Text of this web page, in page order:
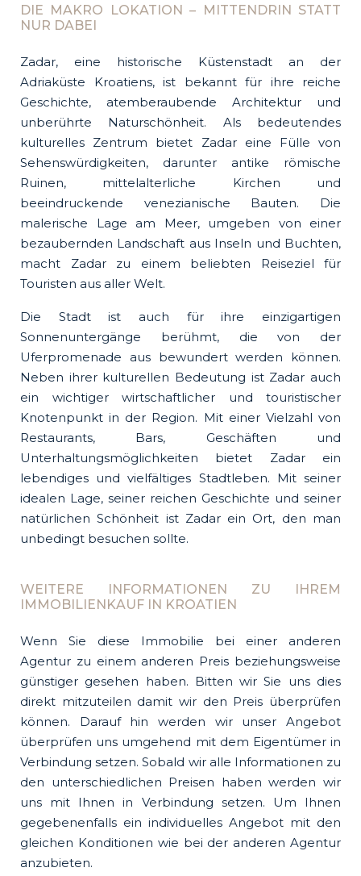
DIE MAKRO LOKATION – MITTENDRIN STATT
NUR DABEI
Zadar, eine historische Küstenstadt an der
Adriaküste Kroatiens, ist bekannt für ihre reiche
Geschichte, atemberaubende Architektur und
unberührte Naturschönheit. Als bedeutendes
kulturelles Zentrum bietet Zadar eine Fülle von
Sehenswürdigkeiten, darunter antike römische
Ruinen, mittelalterliche Kirchen und
beeindruckende venezianische Bauten. Die
malerische Lage am Meer, umgeben von einer
bezaubernden Landschaft aus Inseln und Buchten,
macht Zadar zu einem beliebten Reiseziel für
Touristen aus aller Welt.
Die Stadt ist auch für ihre einzigartigen
Sonnenuntergänge berühmt, die von der
Uferpromenade aus bewundert werden können.
Neben ihrer kulturellen Bedeutung ist Zadar auch
ein wichtiger wirtschaftlicher und touristischer
Knotenpunkt in der Region. Mit einer Vielzahl von
Restaurants, Bars, Geschäften und
Unterhaltungsmöglichkeiten bietet Zadar ein
lebendiges und vielfältiges Stadtleben. Mit seiner
idealen Lage, seiner reichen Geschichte und seiner
natürlichen Schönheit ist Zadar ein Ort, den man
unbedingt besuchen sollte.
WEITERE INFORMATIONEN ZU IHREM
IMMOBILIENKAUF IN KROATIEN
Wenn Sie diese Immobilie bei einer anderen
Agentur zu einem anderen Preis beziehungsweise
günstiger gesehen haben. Bitten wir Sie uns dies
direkt mitzuteilen damit wir den Preis überprüfen
können. Darauf hin werden wir unser Angebot
überprüfen uns umgehend mit dem Eigentümer in
Verbindung setzen. Sobald wir alle Informationen zu
den unterschiedlichen Preisen haben werden wir
uns mit Ihnen in Verbindung setzen. Um Ihnen
gegebenenfalls ein individuelles Angebot mit den
gleichen Konditionen wie bei der anderen Agentur
anzubieten.